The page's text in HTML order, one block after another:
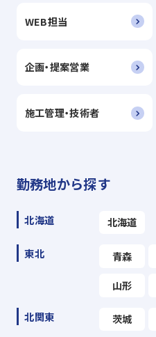
WEB担当
企画・提案営業
施工管理・技術者
勤務地から探す
北海道 北海道
東北 青森
山形
北関東 茨城